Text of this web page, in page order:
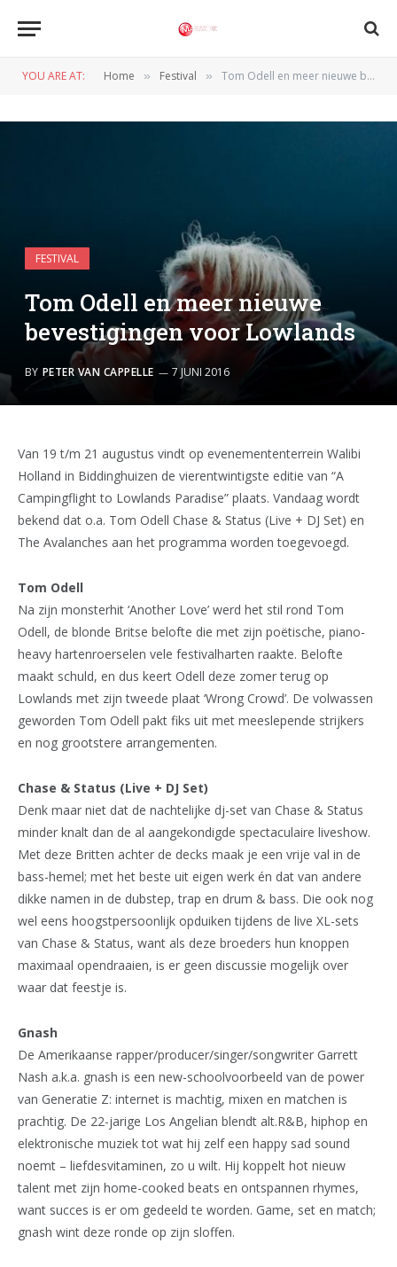
YOU ARE AT: Home » Festival » Tom Odell en meer nieuwe bevestigingen voor Lowlands
FESTIVAL
Tom Odell en meer nieuwe
bevestigingen voor Lowlands
BY PETER VAN CAPPELLE 7 JUNI 2016
Van 19 t/m 21 augustus vindt op evenemententerrein Walibi
Holland in Biddinghuizen de vierentwintigste editie van “A
Campingflight to Lowlands Paradise” plaats. Vandaag wordt
bekend dat o.a. Tom Odell Chase & Status (Live + DJ Set) en
The Avalanches aan het programma worden toegevoegd.
Tom Odell
Na zijn monsterhit ‘Another Love’ werd het stil rond Tom
Odell, de blonde Britse belofte die met zijn poëtische, piano-
heavy hartenroerselen vele festivalharten raakte. Belofte
maakt schuld, en dus keert Odell deze zomer terug op
Lowlands met zijn tweede plaat ‘Wrong Crowd’. De volwassen
geworden Tom Odell pakt fiks uit met meeslepende strijkers
en nog grootstere arrangementen.
Chase & Status (Live + DJ Set)
Denk maar niet dat de nachtelijke dj-set van Chase & Status
minder knalt dan de al aangekondigde spectaculaire liveshow.
Met deze Britten achter de decks maak je een vrije val in de
bass-hemel; met het beste uit eigen werk én dat van andere
dikke namen in de dubstep, trap en drum & bass. Die ook nog
wel eens hoogstpersoonlijk opduiken tijdens de live XL-sets
van Chase & Status, want als deze broeders hun knoppen
maximaal opendraaien, is er geen discussie mogelijk over
waar dat feestje is.
Gnash
De Amerikaanse rapper/producer/singer/songwriter Garrett
Nash a.k.a. gnash is een new-schoolvoorbeeld van de power
van Generatie Z: internet is machtig, mixen en matchen is
prachtig. De 22-jarige Los Angelian blendt alt.R&B, hiphop en
elektronische muziek tot wat hij zelf een happy sad sound
noemt – liefdesvitaminen, zo u wilt. Hij koppelt hot nieuw
talent met zijn home-cooked beats en ontspannen rhymes,
want succes is er om gedeeld te worden. Game, set en match;
gnash wint deze ronde op zijn sloffen.